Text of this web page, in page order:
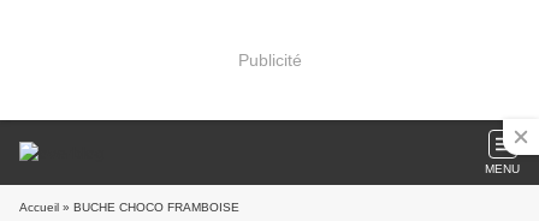
Publicité
MENU
Accueil » BUCHE CHOCO FRAMBOISE